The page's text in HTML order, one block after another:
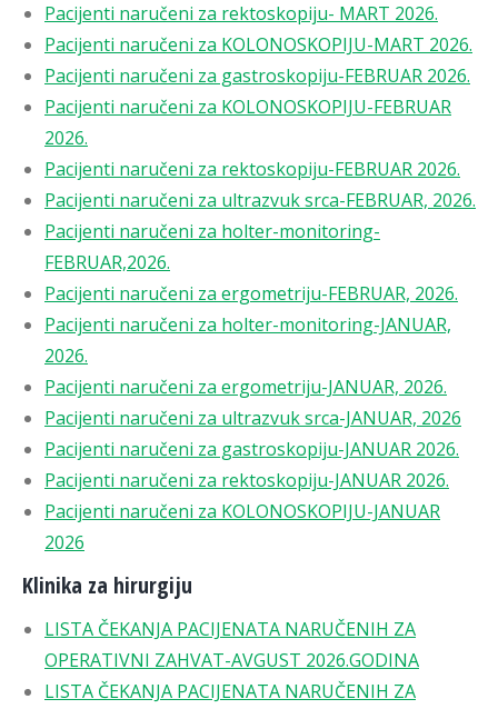
Pacijenti naručeni za rektoskopiju- MART 2026.
Pacijenti naručeni za KOLONOSKOPIJU-MART 2026.
Pacijenti naručeni za gastroskopiju-FEBRUAR 2026.
Pacijenti naručeni za KOLONOSKOPIJU-FEBRUAR
2026.
Pacijenti naručeni za rektoskopiju-FEBRUAR 2026.
Pacijenti naručeni za ultrazvuk srca-FEBRUAR, 2026.
Pacijenti naručeni za holter-monitoring-
FEBRUAR,2026.
Pacijenti naručeni za ergometriju-FEBRUAR, 2026.
Pacijenti naručeni za holter-monitoring-JANUAR,
2026.
Pacijenti naručeni za ergometriju-JANUAR, 2026.
Pacijenti naručeni za ultrazvuk srca-JANUAR, 2026
Pacijenti naručeni za gastroskopiju-JANUAR 2026.
Pacijenti naručeni za rektoskopiju-JANUAR 2026.
Pacijenti naručeni za KOLONOSKOPIJU-JANUAR
2026
Klinika za hirurgiju
LISTA ČEKANJA PACIJENATA NARUČENIH ZA
OPERATIVNI ZAHVAT-AVGUST 2026.GODINA
LISTA ČEKANJA PACIJENATA NARUČENIH ZA